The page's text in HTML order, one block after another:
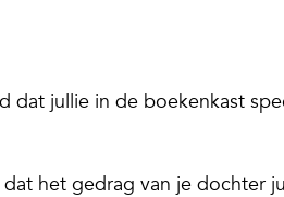
dat jullie in de boekenkast
het gedrag van je dochter